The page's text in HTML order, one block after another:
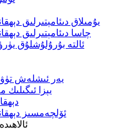
يۇمىلاق دىئامېتىرلىق
چاسا دىئامېتىرلىق
ئالتە بۇرۇلۇشلۇق
يەر ئىشلەش
يېزا
ئۆلچەمسىز